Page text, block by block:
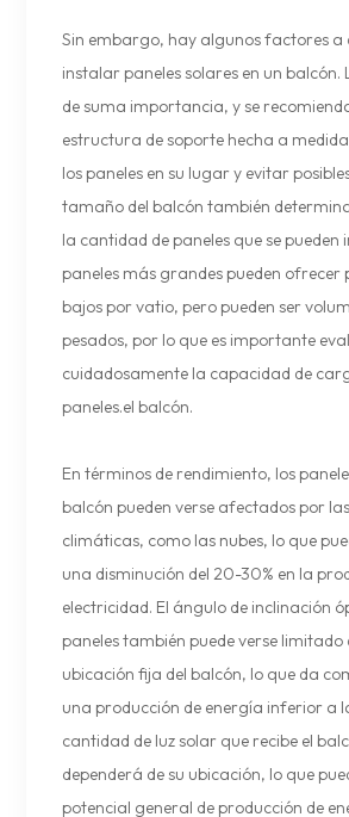
Sin embargo, hay algunos factores a
instalar paneles solares en un balcón.
de suma importancia, y se
estructura de soporte hecha a
los paneles en su lugar y evitar
tamaño del balcón también
la cantidad de paneles que se pueden
paneles más grandes pueden ofrecer
bajos por vatio, pero pueden ser
pesados, por lo que es importante
cuidadosamente la capacidad de
paneles.el balcón.
En términos de rendimiento, los
balcón pueden verse afectados por
climáticas, como las nubes, lo que
una disminución del 20-30% en la
electricidad. El ángulo de inclinación
paneles también puede verse limitado
ubicación fija del balcón, lo que da
una producción de energía inferior a
cantidad de luz solar que recibe el
dependerá de su ubicación, lo que
potencial general de producción de